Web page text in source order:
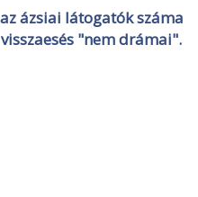
ázsiai látogatók száma
"nem drámai".